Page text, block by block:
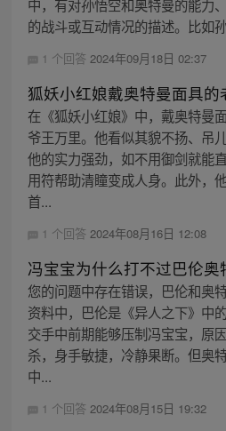
中，有对孙悟空和奥特曼的能力
的战斗或互动情况的描述。比如
1 个回答 2024年09月18日 02:37
狐妖小红娘戴奥特曼面具的
在《狐妖小红娘》中，戴奥特曼
爷王万里。他看似其貌不扬、吊
他的实力强劲，如不用御剑就能
用符帮助清瞳变成人身。此外，
首...
1 个回答 2024年08月16日 12:08
冯宝宝为什么打不过巴伦奥
您的问题中存在错误，巴伦和奥
资料中，巴伦是《异人之下》中
交手中前期能够压制冯宝宝，原
杀，身手敏捷，冷静果断。但奥
中...
1 个回答 2024年08月15日 19:32